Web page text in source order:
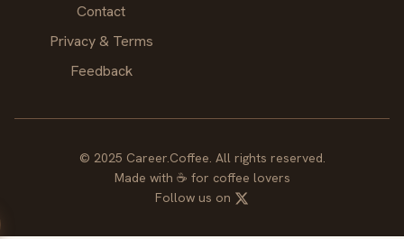
Contact
Privacy & Terms
Feedback
© 2025 Career.Coffee. All rights reserved.
Made with ☕ for coffee lovers
Follow us on